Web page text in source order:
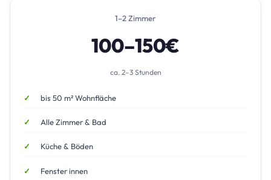
1–2 Zimmer
100–150€
ca. 2–3 Stunden
bis 50 m² Wohnfläche
Alle Zimmer & Bad
Küche & Böden
Fenster innen